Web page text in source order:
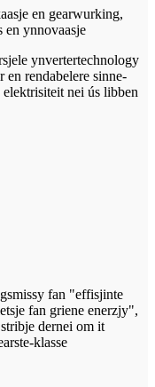
en gearwurking,
en ynnovaasje
ynvertertechnology
rendabelere sinne-
nei ús libben
fan "effisjinte
fan griene enerzjy",
dernei om it
klasse